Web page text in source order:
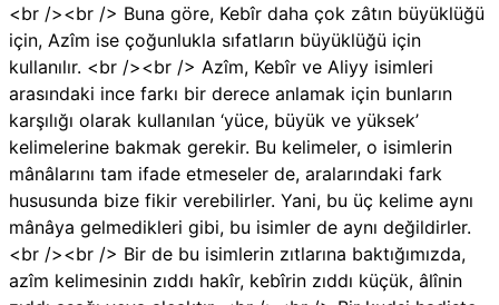
<br /><br /> Buna göre, Kebîr daha çok zâtın büyüklüğü
için, Azîm ise çoğunlukla sıfatların büyüklüğü için
kullanılır. <br /><br /> Azîm, Kebîr ve Aliyy isimleri
arasındaki ince farkı bir derece anlamak için bunların
karşılığı olarak kullanılan ‘yüce, büyük ve yüksek’
kelimelerine bakmak gerekir. Bu kelimeler, o isimlerin
mânâlarını tam ifade etmeseler de, aralarındaki fark
hususunda bize fikir verebilirler. Yani, bu üç kelime aynı
mânâya gelmedikleri gibi, bu isimler de aynı değildirler.
<br /><br /> Bir de bu isimlerin zıtlarına baktığımızda,
azîm kelimesinin zıddı hakîr, kebîrin zıddı küçük, âlînin